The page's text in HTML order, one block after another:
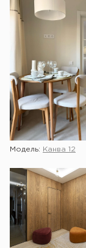
Модель: Канва 12